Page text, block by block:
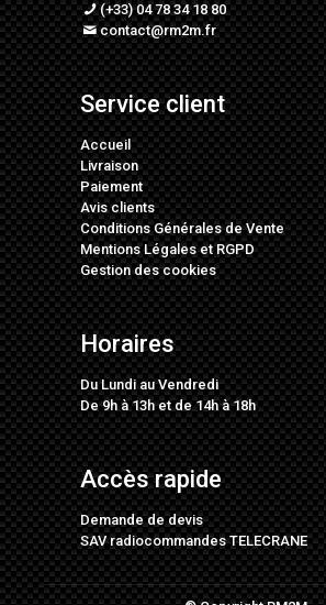
(+33) 04 78 34 18 80
contact@rm2m.fr
Service client
Accueil
Livraison
Paiement
Avis clients
Conditions Générales de Vente
Mentions LégalesetRGPD
Gestion des cookies
Horaires
Du Lundi au Vendredi
De 9h à 13h et de 14h à 18h
Accès rapide
Demande de devis
SAV radiocommandes TELECRANE